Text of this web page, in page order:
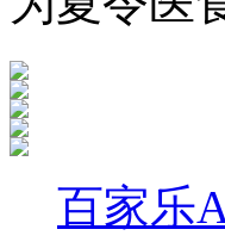
百家乐